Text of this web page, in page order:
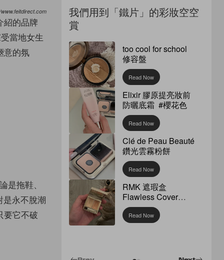
紹的品牌
當地女生
意的氛
拖鞋、
永不脫潮
要它不破
我們用到「鐵片」的彩妝空空
賞
too cool for school
修容盤
Read Now
Elixir 膠原提亮妝前
防曬底霜 #櫻花色
Read Now
Clé de Peau Beauté
鑽光雲霧粉餅
Read Now
RMK 遮瑕盒
Flawless Cover
Concealer
Read Now